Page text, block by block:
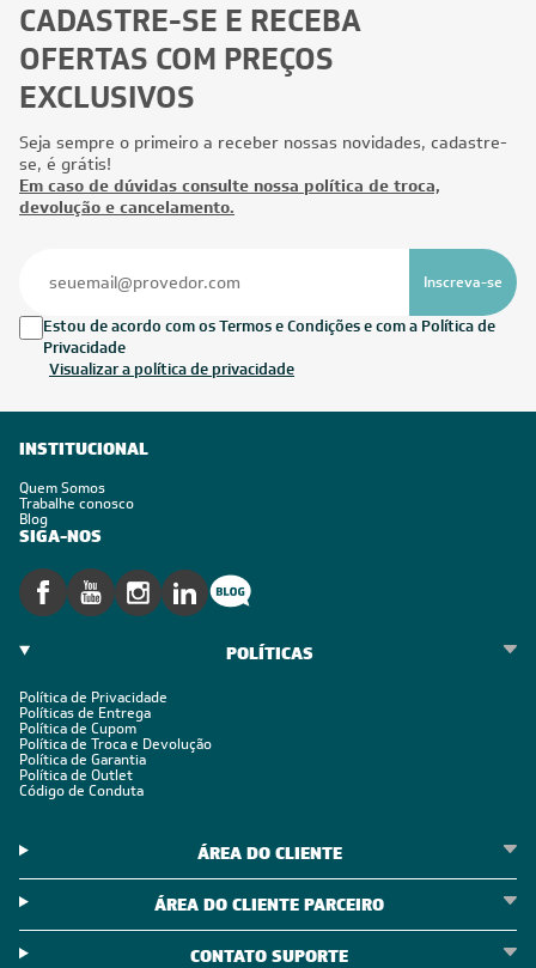
CADASTRE-SE E RECEBA
OFERTAS COM PREÇOS
EXCLUSIVOS
Seja sempre o primeiro a receber nossas novidades, cadastre-
se, é grátis!
Em caso de dúvidas consulte nossa política de troca,
devolução e cancelamento.
Inscreva-se
Estou de acordo com os Termos e Condições e com a Política de
Privacidade
Visualizar a política de privacidade
INSTITUCIONAL
Quem Somos
Trabalhe conosco
Blog
SIGA-NOS
POLÍTICAS
Política de Privacidade
Políticas de Entrega
Política de Cupom
Política de Troca e Devolução
Política de Garantia
Política de Outlet
Código de Conduta
ÁREA DO CLIENTE
ÁREA DO CLIENTE PARCEIRO
CONTATO SUPORTE